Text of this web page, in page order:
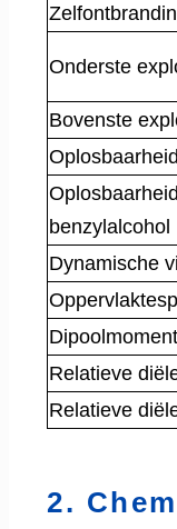
Onderste
Bovenste
benzylalcohol
Dynamische
Dipoolmoment
Relatieve
Relatieve
2.